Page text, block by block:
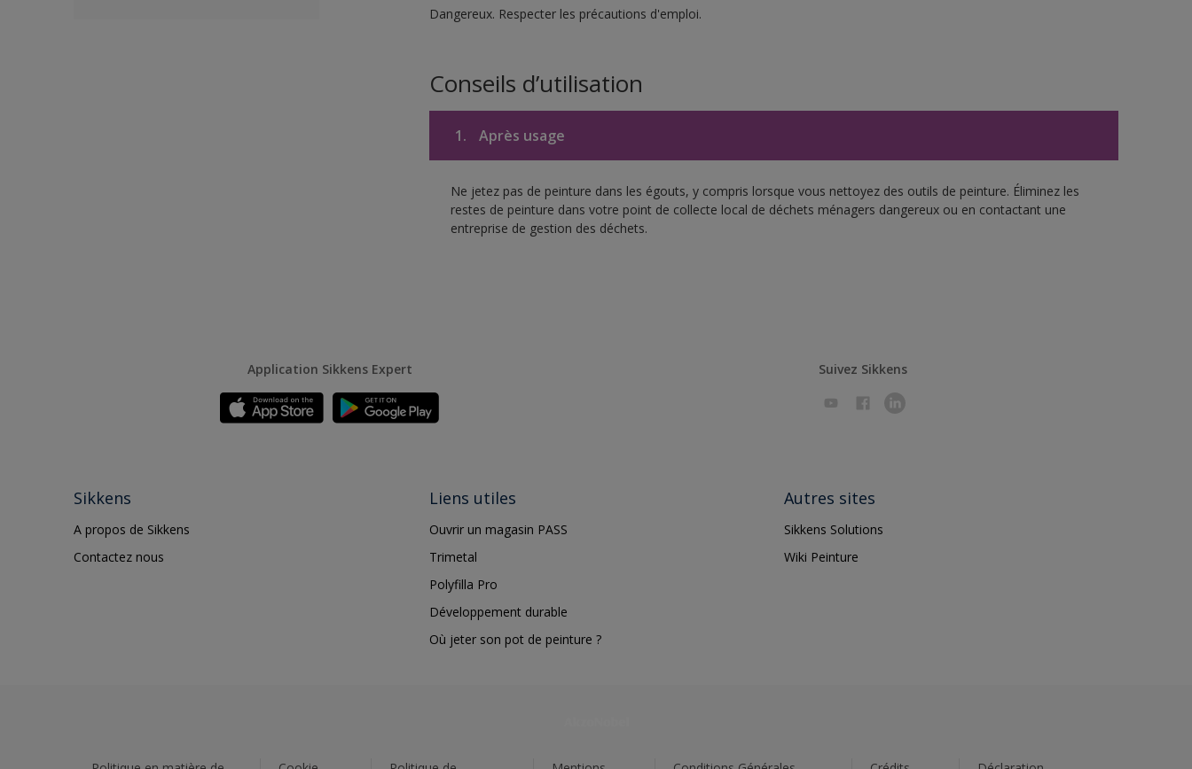
Dangereux. Respecter les précautions d'emploi.
Conseils d’utilisation
1. Après usage
Ne jetez pas de peinture dans les égouts, y compris lorsque vous nettoyez des outils de peinture. Éliminez les
restes de peinture dans votre point de collecte local de déchets ménagers dangereux ou en contactant une
entreprise de gestion des déchets.
Application Sikkens Expert Suivez Sikkens
Sikkens
A propos de Sikkens
Contactez nous
Liens utiles
Ouvrir un magasin PASS
Trimetal
Polyfilla Pro
Développement durable
Où jeter son pot de peinture ?
Autres sites
Sikkens Solutions
Wiki Peinture